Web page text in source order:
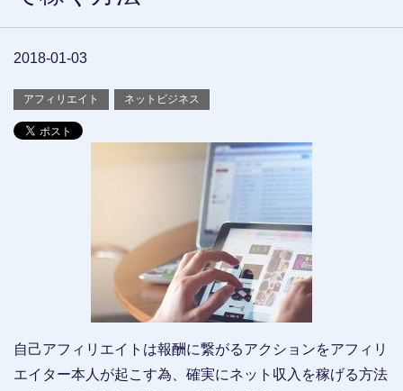
2018-01-03
アフィリエイト ネットビジネス
自己アフィリエイトは報酬に繋がるアクションをアフィリ
エイター本人が起こす為、確実にネット収入を稼げる方法